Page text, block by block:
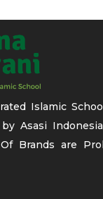
Islamic
Asasi
Brands are